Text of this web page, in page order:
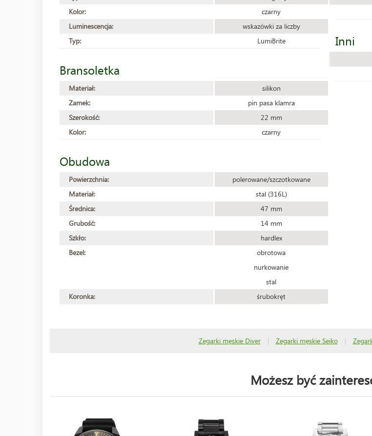
Kolor:
czarny
Luminescencja:
wskazówki za liczby
Typ:
LumiBrite
Bransoletka
Materiał:
silikon
Zamek:
pin pasa klamra
Szerokość:
22 mm
Kolor:
czarny
Obudowa
Powierzchnia:
polerowane/szczotkowane
Materiał:
stal (316L)
Średnica:
47 mm
Grubość:
14 mm
Szkło:
hardlex
Bezel:
obrotowa
nurkowanie
stal
Koronka:
śrubokręt
Inni
Zegarki męskie Diver | Zegarki męskie Seiko |
Możesz być